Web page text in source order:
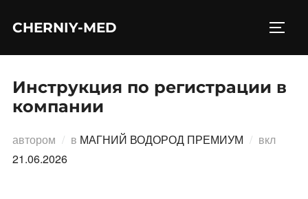
CHERNIY-MED
Инструкция по регистрации в
компании
автором в МАГНИЙ ВОДОРОД ПРЕМИУМ вкл
21.06.2026